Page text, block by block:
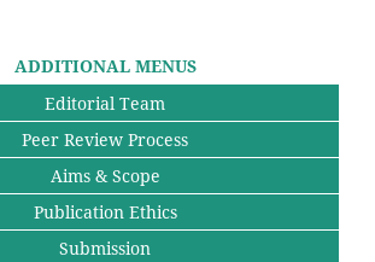
ADDITIONAL MENUS
Editorial Team
Peer Review Process
Aims & Scope
Publication Ethics
Submission